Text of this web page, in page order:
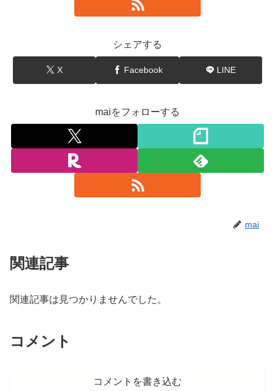
シェアする
X Facebook LINE
maiをフォローする
mai
関連記事
関連記事は見つかりませんでした。
コメント
コメントを書き込む